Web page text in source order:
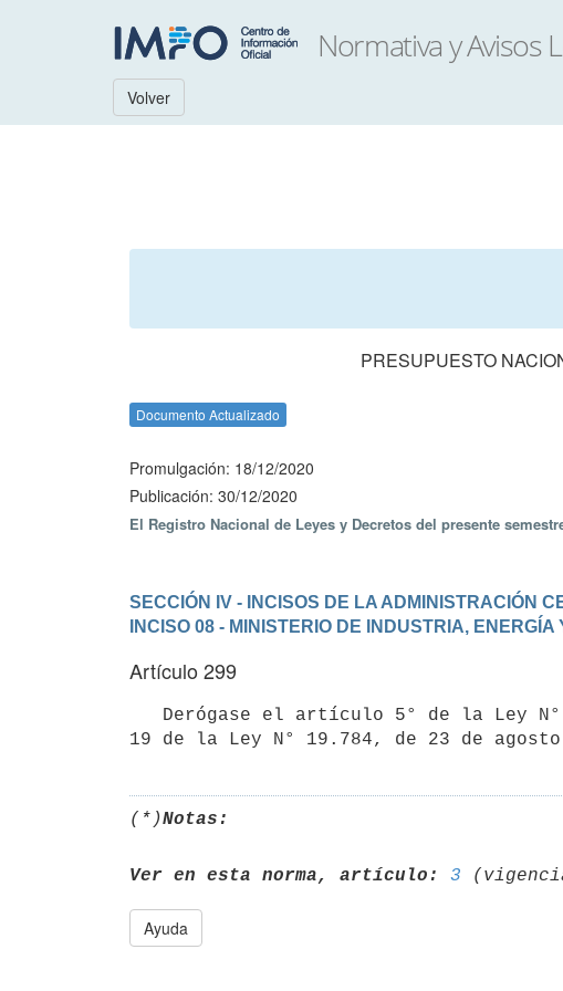
Volver
PRESUPUESTO
Documento Actualizado
Promulgación: 18/12/2020
Publicación: 30/12/2020
El Registro Nacional de Leyes y Decretos del presente
SECCIÓN IV - INCISOS DE LA ADMINISTRACIÓN
INCISO 08 - MINISTERIO DE INDUSTRIA, ENERGÍA
Artículo 299
(*)Notas:
Ver en esta norma, artículo: 3
Ayuda